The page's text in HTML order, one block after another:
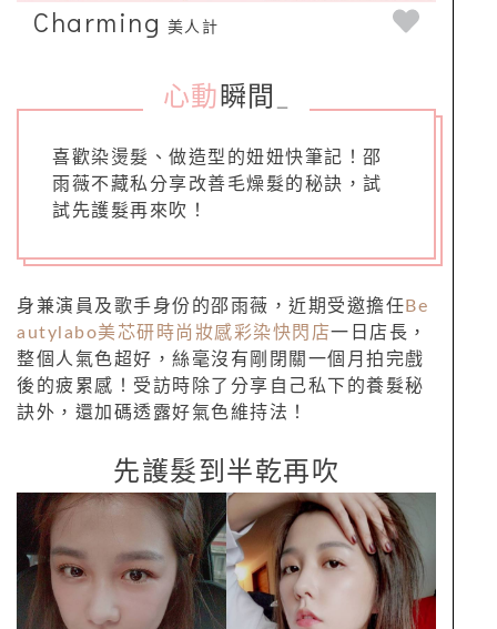
Charming 美人計
心動 瞬間
喜歡染燙髮、做造型的妞妞快筆記！邵
雨薇不藏私分享改善毛燥髮的秘訣，試
試先護髮再來吹！
身兼演員及歌手身份的邵雨薇，近期受邀擔任 Be
autylabo美芯研時尚妝感彩染快閃店一日店長，
整個人氣色超好，絲毫沒有剛閉關一個月拍完戲
後的疲累感！受訪時除了分享自己私下的養髮秘
訣外，還加碼透露好氣色維持法！
先護髮到半乾再吹